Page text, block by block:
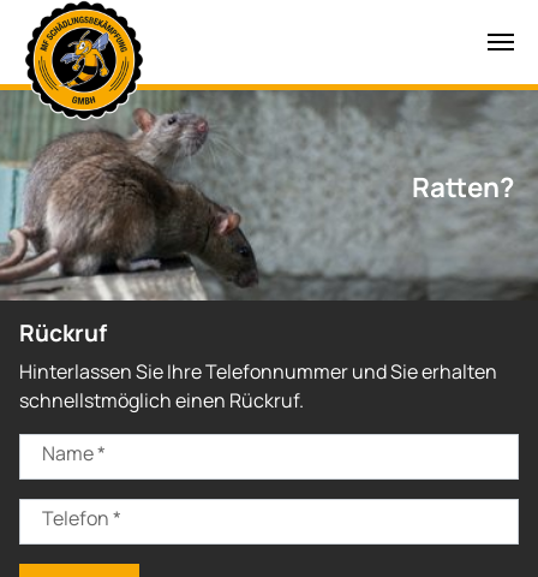
Zum Hauptinhalt springen
Ratten?
Rückruf
Hinterlassen Sie Ihre Telefonnummer und Sie erhalten
schnellstmöglich einen Rückruf.
Name*
Telefon*